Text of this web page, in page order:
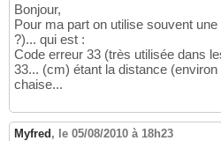
Bonjour,
Pour ma part on utilise souvent
?)... qui est :
Code erreur 33 (très utilisée dans
33... (cm) étant la distance
chaise...
Myfred , le 05/08/2010 à 18h23